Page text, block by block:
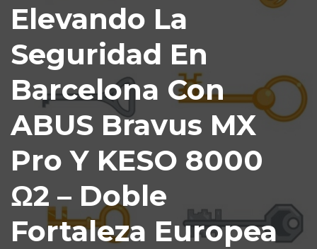
Elevando La
Seguridad En
Barcelona Con
ABUS Bravus MX
Pro Y KESO 8000
Ω2 – Doble
Fortaleza Europea